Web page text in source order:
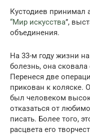
Кустодиев принимал
“Мир искусства”,
объединения.
На 33-м году жизни
болезнь, она
Перенеся две
прикован к коляске.
был человеком
отказаться от
писать. Более того,
расцвета его